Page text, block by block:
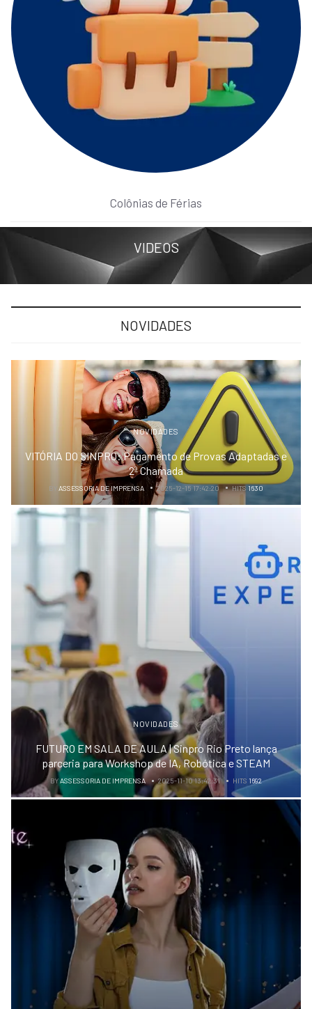
Colônias de Férias
VIDEOS
NOVIDADES
NOVIDADES
VITÓRIA DO SINPRO: Pagamento de Provas Adaptadas e
2ª Chamada
BY ASSESSORIA DE IMPRENSA 2025-12-15 17:42:20 HITS 1630
NOVIDADES
FUTURO EM SALA DE AULA | Sinpro Rio Preto lança
parceria para Workshop de IA, Robótica e STEAM
BYASSESSORIA DE IMPRENSA 2025-11-10 13:42:31 HITS 1692